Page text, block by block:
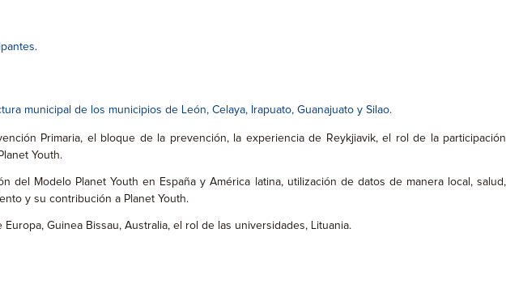
municipal de los municipios de León, Celaya, Irapuato, Guanajuato y Silao.
Primaria, el bloque de la prevención, la experiencia de Reykjiavik, el rol de la participación
Youth.
del Modelo Planet Youth en España y América latina, utilización de datos de manera local, salud,
y su contribución a Planet Youth.
Guinea Bissau, Australia, el rol de las universidades, Lituania.